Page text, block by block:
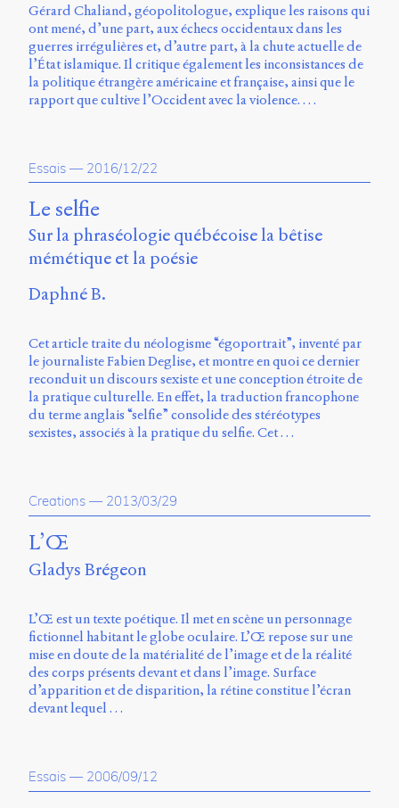
Émile
Greis,
Timothée
Guicherd,
Servanne
Monjour,
Marcello
Vitali-
Rosati,
2018
Gérard Chaliand, géopolitologue, explique les raisons qui
ont mené, d’une part, aux échecs occidentaux dans les
guerres irrégulières et, d’autre part, à la chute actuelle de
l’État islamique. Il critique également les inconsistances de
la politique étrangère américaine et française, ainsi que le
rapport que cultive l’Occident avec la violence. …
Essais — 2016/12/22
Le selfie
Sur la phraséologie québécoise la bêtise
mémétique et la poésie
Daphné B.
Cet article traite du néologisme “égoportrait”, inventé par
le journaliste Fabien Deglise, et montre en quoi ce dernier
reconduit un discours sexiste et une conception étroite de
la pratique culturelle. En effet, la traduction francophone
du terme anglais “selfie” consolide des stéréotypes
sexistes, associés à la pratique du selfie. Cet …
Creations — 2013/03/29
L’Œ
Gladys Brégeon
L’Œ est un texte poétique. Il met en scène un personnage
fictionnel habitant le globe oculaire. L’Œ repose sur une
mise en doute de la matérialité de l’image et de la réalité
des corps présents devant et dans l’image. Surface
d’apparition et de disparition, la rétine constitue l’écran
devant lequel …
Essais — 2006/09/12